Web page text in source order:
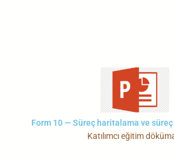
Form 10 — Süreç haritalama ve
Katılımcı eğitim